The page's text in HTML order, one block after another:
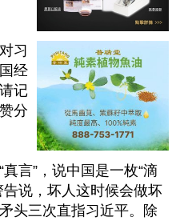
习
经
记
分
言”，说中国是一枚“滴
说，坏人这时候会做坏
头三次直指习近平。除